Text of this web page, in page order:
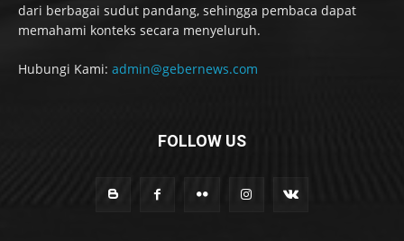
dari berbagai sudut pandang, sehingga pembaca dapat
memahami konteks secara menyeluruh.
Hubungi Kami: admin@gebernews.com
FOLLOW US